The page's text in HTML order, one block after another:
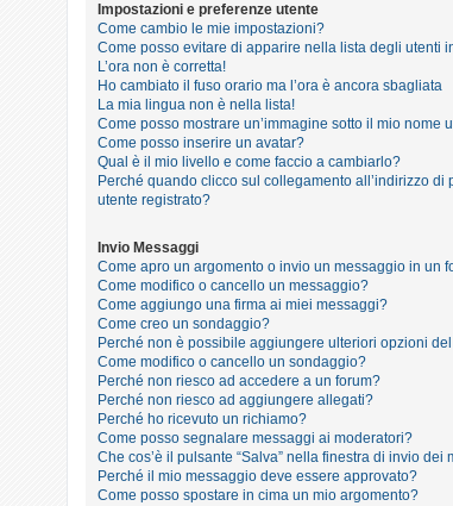
Impostazioni e preferenze utente
Come cambio le mie impostazioni?
Come posso evitare di apparire nella lista degli utenti
L’ora non è corretta!
Ho cambiato il fuso orario ma l’ora è ancora sbagliata
La mia lingua non è nella lista!
Come posso mostrare un’immagine sotto il mio nome
Come posso inserire un avatar?
Qual è il mio livello e come faccio a cambiarlo?
Perché quando clicco sul collegamento all’indirizzo
utente registrato?
Invio Messaggi
Come apro un argomento o invio un messaggio in un
Come modifico o cancello un messaggio?
Come aggiungo una firma ai miei messaggi?
Come creo un sondaggio?
Perché non è possibile aggiungere ulteriori opzioni
Come modifico o cancello un sondaggio?
Perché non riesco ad accedere a un forum?
Perché non riesco ad aggiungere allegati?
Perché ho ricevuto un richiamo?
Come posso segnalare messaggi ai moderatori?
Che cos’è il pulsante “Salva” nella finestra di invio dei
Perché il mio messaggio deve essere approvato?
Come posso spostare in cima un mio argomento?